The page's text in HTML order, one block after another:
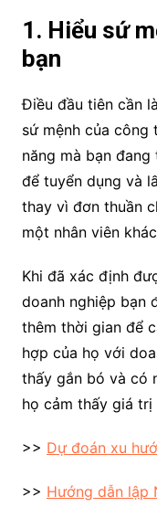
1. Hiểu sứ
bạn
Điều đầu tiên cần
sứ mệnh của
năng mà bạn
để tuyển dụng và
thay vì đơn thuần
một nhân viên
Khi đã xác định
doanh nghiệp bạn
thêm thời gian để
hợp của họ với
thấy gắn bó và có
họ cảm thấy giá
>> Dự đoán xu
>> Hướng dẫn lập